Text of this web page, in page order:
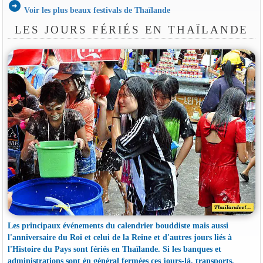
arrow_circle_right Voir les plus beaux festivals de Thaïlande
LES JOURS FÉRIÉS EN THAÏLANDE
Les principaux événements du calendrier bouddiste mais aussi
l'anniversaire du Roi et celui de la Reine et d'autres jours liés à
l'Histoire du Pays sont fériés en Thaïlande. Si les banques et
administrations sont én général fermées ces jours-là, transports,